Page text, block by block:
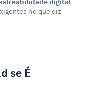
no que diz
se É